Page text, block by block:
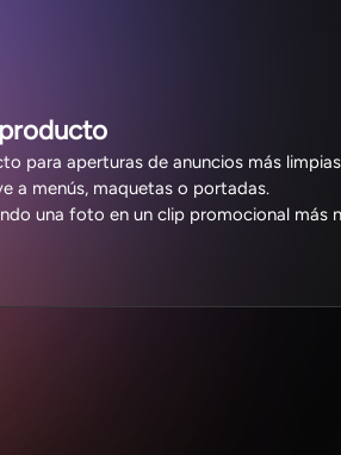
para aperturas de anuncios más
a menús, maquetas o portadas.
una foto en un clip promocional más